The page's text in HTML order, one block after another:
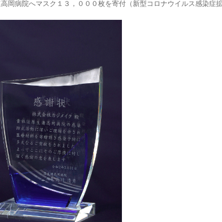
岡病院へマスク１３，０００枚を寄付（新型コロナウイルス感染症拡